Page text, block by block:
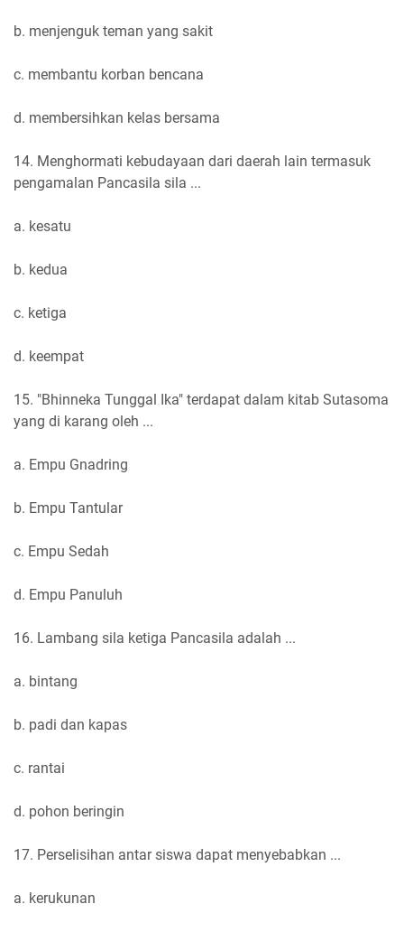
b. menjenguk teman yang sakit
c. membantu korban bencana
d. membersihkan kelas bersama
14. Menghormati kebudayaan dari daerah lain termasuk
pengamalan Pancasila sila ...
a. kesatu
b. kedua
c. ketiga
d. keempat
15. "Bhinneka Tunggal Ika" terdapat dalam kitab Sutasoma
yang di karang oleh ...
a. Empu Gnadring
b. Empu Tantular
c. Empu Sedah
d. Empu Panuluh
16. Lambang sila ketiga Pancasila adalah ...
a. bintang
b. padi dan kapas
c. rantai
d. pohon beringin
17. Perselisihan antar siswa dapat menyebabkan ...
a. kerukunan